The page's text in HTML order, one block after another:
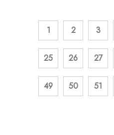
1 2 3
25 26 27
49 50 51